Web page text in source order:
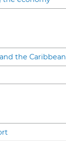
the Caribbean